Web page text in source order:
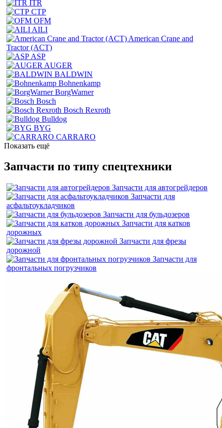
ITR
CTP
OFM
AILI
American Crane and
Tractor (ACT)
ASP
AUGER
BALDWIN
Bohnenkamp
BorgWarner
Bosch
Bosch Rexroth
Bulldog
BYG
CARRARO
Показать ещё
Запчасти по типу спецтехники
Запчасти для автогрейдеров
Запчасти для
асфальтоукладчиков
Запчасти для бульдозеров
Запчасти для катков
дорожных
Запчасти для фрезы
дорожной
Запчасти для
фронтальных погрузчиков